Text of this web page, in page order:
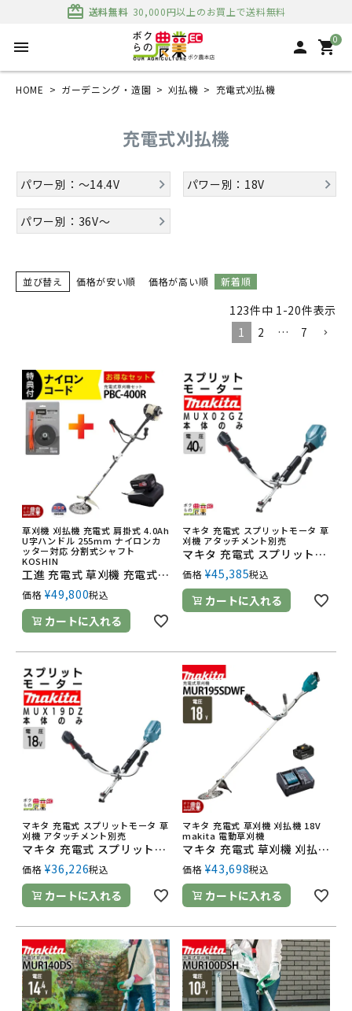
card_giftcard 送料無料 30,000円以上のお買上で送料無料
menu person 0
shopping_cart
HOME ガーデニング・造園 刈払機 充電式刈払機
充電式刈払機
パワー別：～14.4V パワー別：18V
パワー別：36V～
並び替え 価格が安い順 価格が高い順 新着順
123件中 1-20件表示
1
2 … 7
草刈機 刈払機 充電式 肩掛式 4.0Ah
U字ハンドル 255mm ナイロンカ
ッター対応 分割式シャフト
KOSHIN
工進 充電式 草刈機 充電式 PBC-400R PA-529ナイロンコードセット 36V バッテリー Uハンドル 肩掛け KOSHIN 5.5kg バッテリー・充電器付属
価格 ¥49,800税込
カートに入れる
マキタ 充電式 スプリットモータ 草
刈機 アタッチメント別売
マキタ 充電式 スプリットモーター MUX02GZ 40Vmax モーター部のみ バッテリ・充電器別売 Uハンドル 草刈り makita
価格 ¥45,385税込
カートに入れる
マキタ 充電式 スプリットモータ 草
刈機 アタッチメント別売
マキタ 充電式 スプリットモーター MUX19DZ 18V モーター部のみ バッテリ・充電器別売 Uハンドル 草刈り makita
価格 ¥36,226税込
カートに入れる
マキタ 充電式 草刈機 刈払機 18V
makita 電動草刈機
マキタ 充電式 草刈機 刈払機 18V MUR195SDWF Uハンドル バッテリ・充電器付 チップソー付
価格 ¥43,698税込
カートに入れる